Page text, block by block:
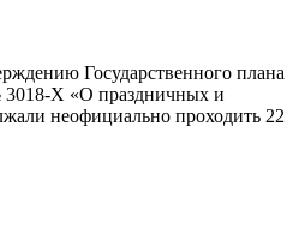
Государственного плана
3018-Х «О праздничных и
неофициально проходить 22